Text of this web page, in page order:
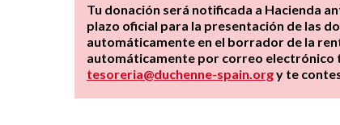
Tu donación será notificada a Hacienda
plazo oficial para la presentación de las
automáticamente en el borrador de la
automáticamente por correo electrónico
tesoreria@duchenne-spain.orgy te